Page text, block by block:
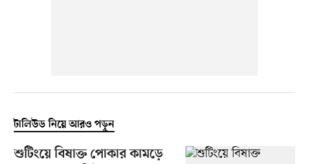
টালিউড নিয়ে আরও পড়ুন
শুটিংয়ে বিষাক্ত পোকার কামড়ে